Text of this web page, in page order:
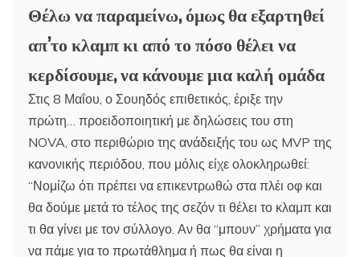
Θέλω να παραμείνω, όμως θα εξαρτηθεί
απ’το κλαμπ κι από το πόσο θέλει να
κερδίσουμε, να κάνουμε μια καλή ομάδα
Στις 8 Μαΐου, ο Σουηδός επιθετικός, έριξε την
πρώτη… προειδοποιητική με δηλώσεις του στη
NOVA, στο περιθώριο της ανάδειξής του ως MVP της
κανονικής περιόδου, που μόλις είχε ολοκληρωθεί:
“Νομίζω ότι πρέπει να επικεντρωθώ στα πλέι οφ και
θα δούμε μετά το τέλος της σεζόν τι θέλει το κλαμπ και
τι θα γίνει με τον σύλλογο. Αν θα “μπουν” χρήματα για
να πάμε για το πρωτάθλημα ή πως θα είναι η